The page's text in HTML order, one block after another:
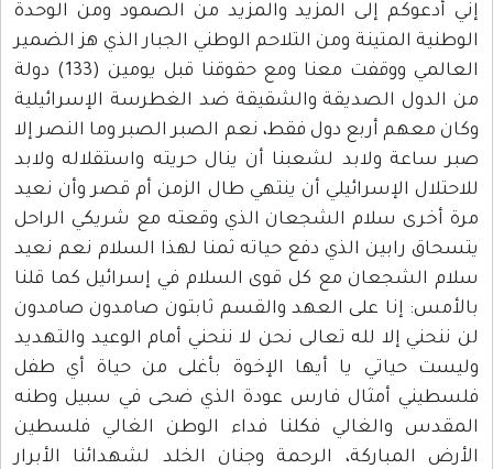
إني أدعوكم إلى المزيد والمزيد من الصمود ومن الوحدة
الوطنية المتينة ومن التلاحم الوطني الجبار الذي هز الضمير
العالمي ووقفت معنا ومع حقوقنا قبل يومين (133) دولة
من الدول الصديقة والشقيقة ضد الغطرسة الإسرائيلية
وكان معهم أربع دول فقط، نعم الصبر الصبر وما النصر إلا
صبر ساعة ولابد لشعبنا أن ينال حريته واستقلاله ولابد
للاحتلال الإسرائيلي أن ينتهي طال الزمن أم قصر وأن نعيد
مرة أخرى سلام الشجعان الذي وقعته مع شريكي الراحل
يتسحاق رابين الذي دفع حياته ثمنا لهذا السلام نعم نعيد
سلام الشجعان مع كل قوى السلام في إسرائيل كما قلنا
بالأمس: إنا على العهد والقسم ثابتون صامدون صامدون
لن ننحني إلا لله تعالى نحن لا ننحني أمام الوعيد والتهديد
وليست حياتي يا أيها الإخوة بأغلى من حياة أي طفل
فلسطيني أمثال فارس عودة الذي ضحى في سبيل وطنه
المقدس والغالي فكلنا فداء الوطن الغالي فلسطين
الأرض المباركة، الرحمة وجنان الخلد لشهدائنا الأبرار